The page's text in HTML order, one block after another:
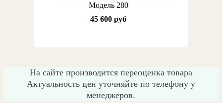
Модель 280
45 600 руб
На сайте производится переоценка товара
Актуальность цен уточняйте по телефону у
менеджеров.